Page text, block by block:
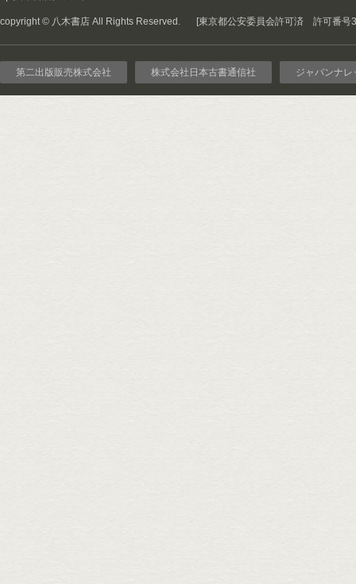
copyright © 八木書店 All Rights Reserved. [東京都公安委員会許可済 許可番号
第二出版販売株式会社 株式会社日本古書通信社 ジャパンナレ